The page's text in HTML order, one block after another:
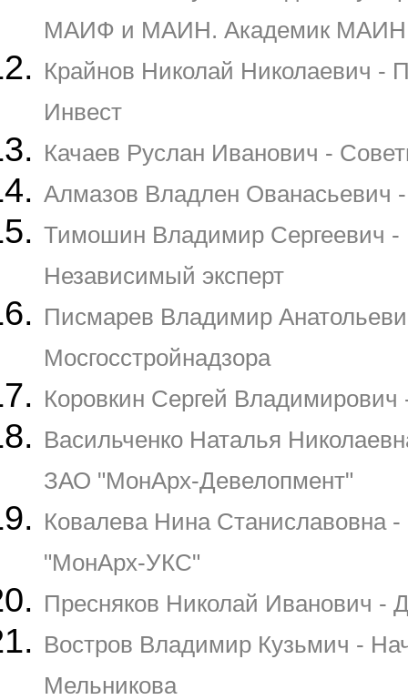
МАИФ и МАИН. Академик
Крайнов Николай Николаевич -
Инвест
Качаев Руслан Иванович -
Алмазов Владлен Ованасьевич
Тимошин Владимир Сергеевич -
Независимый эксперт
Писмарев Владимир
Мосгосcтройнадзора
Коровкин Сергей
Васильченко Наталья
ЗАО "МонАрх-Девелопмент"
Ковалева Нина Станиславовна
"МонАрх-УКС"
Пресняков Николай Иванович
Востров Владимир Кузьмич -
Мельникова